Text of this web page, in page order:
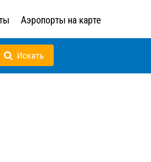
Аэропорты на карте
Искать